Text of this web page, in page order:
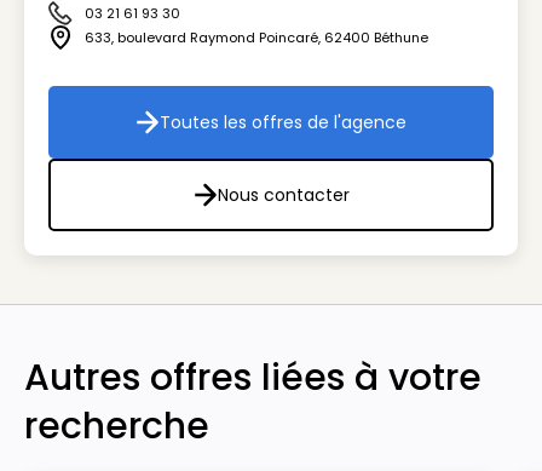
Icône téléphone
03 21 61 93 30
Icône adresse
633, boulevard Raymond Poincaré, 62400 Béthune
Toutes les offres de l'agence
Toutes les offres de l'agence
Nous contacter
Nous contacter
Autres offres liées à votre
recherche